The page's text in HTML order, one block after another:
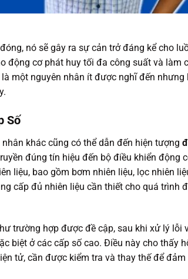
nó sẽ gây ra sự cản trở đáng kể cho
động cơ phát huy tối đa công suất và làm
một nguyên nhân ít được nghĩ đến nhưng
Số
khác cũng có thể dẫn đến hiện tượng
đúng tín hiệu đến bộ điều khiển động
liệu, bao gồm bơm nhiên liệu, lọc nhiên
cấp đủ nhiên liệu cần thiết cho quá trình
trường hợp được đề cập, sau khi xử lý lỗi
biệt ở các cấp số cao. Điều này cho thấy
tử, cần được kiểm tra và thay thế để đảm